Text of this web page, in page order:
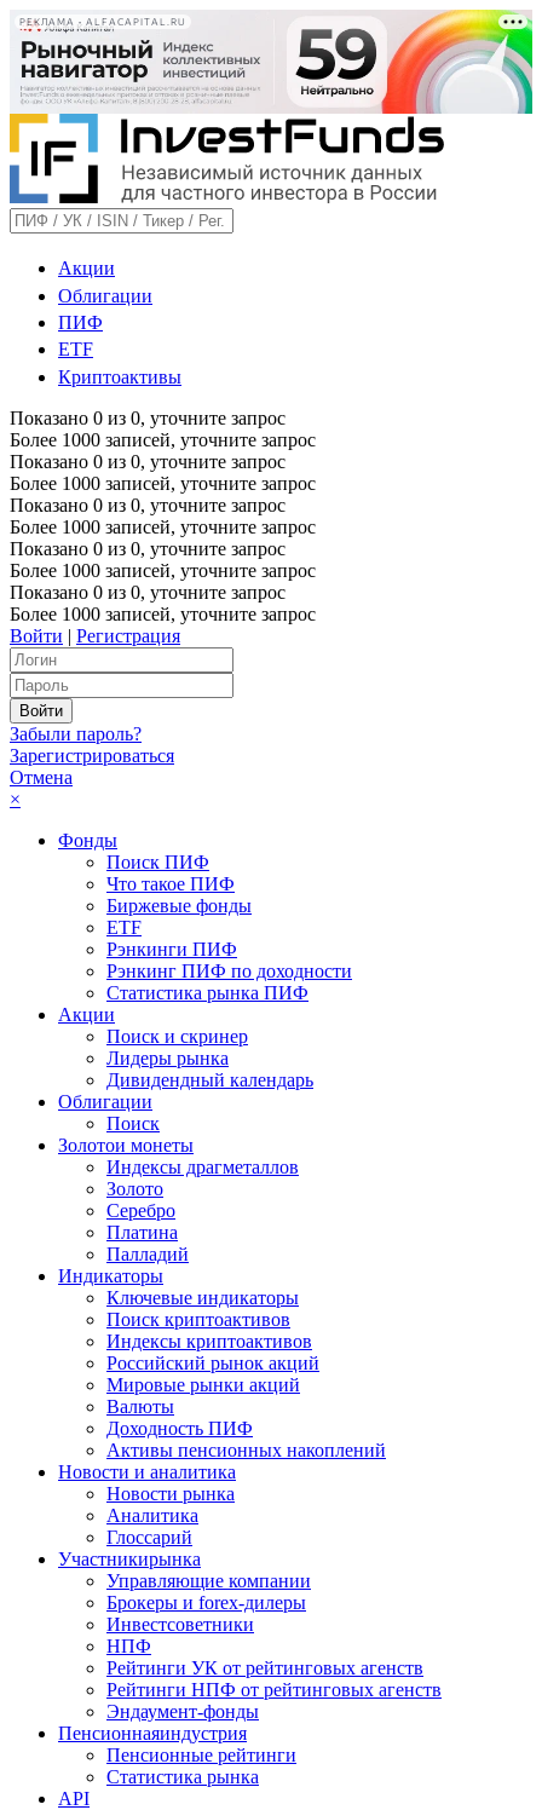
РЕКЛАМА • ALFACAPITAL.RU
Акции
Облигации
ПИФ
ETF
Криптоактивы
Показано 0 из 0, уточните запрос
Более 1000 записей, уточните запрос
Показано 0 из 0, уточните запрос
Более 1000 записей, уточните запрос
Показано 0 из 0, уточните запрос
Более 1000 записей, уточните запрос
Показано 0 из 0, уточните запрос
Более 1000 записей, уточните запрос
Показано 0 из 0, уточните запрос
Более 1000 записей, уточните запрос
Войти | Регистрация
Забыли пароль?
Зарегистрироваться
Отмена
×
Фонды
Поиск ПИФ
Что такое ПИФ
Биржевые фонды
ETF
Рэнкинги ПИФ
Рэнкинг ПИФ по доходности
Статистика рынка ПИФ
Акции
Поиск и скринер
Лидеры рынка
Дивидендный календарь
Облигации
Поиск
Золотои монеты
Индексы драгметаллов
Золото
Серебро
Платина
Палладий
Индикаторы
Ключевые индикаторы
Поиск криптоактивов
Индексы криптоактивов
Российский рынок акций
Мировые рынки акций
Валюты
Доходность ПИФ
Активы пенсионных накоплений
Новости и аналитика
Новости рынка
Аналитика
Глоссарий
Участникирынка
Управляющие компании
Брокеры и forex-дилеры
Инвестсоветники
НПФ
Рейтинги УК от рейтинговых агенств
Рейтинги НПФ от рейтинговых агенств
Эндаумент-фонды
Пенсионнаяиндустрия
Пенсионные рейтинги
Статистика рынка
API